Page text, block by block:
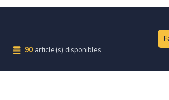
90 article(s) disponibles